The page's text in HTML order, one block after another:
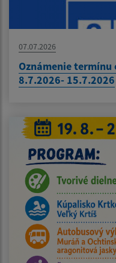
07.07.2026
Oznámenie
8.7.2026- 15.7.2026